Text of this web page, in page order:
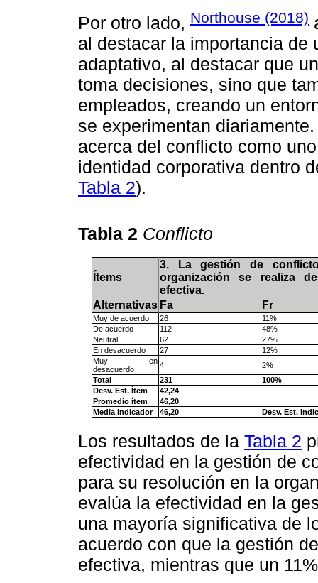
Por otro lado, Northouse (2018)
al destacar la importancia de
adaptativo, al destacar que
toma decisiones, sino que
empleados, creando un
se experimentan
acerca del conflicto como
identidad corporativa dentro
Tabla 2).
Tabla 2 Conflicto
Ítems
3. La gestión de
organización se realiza
efectiva.
Alternativas Fa Fr
Muy de acuerdo 26
11%
De acuerdo
112
48%
Neutral
62
27%
En desacuerdo
27
12%
Muy en
desacuerdo
4
2%
Total
231
100%
Desv. Est. Ítem
42,24
Promedio ítem
46,20
Media indicador
46,20 Desv. Est.
Los resultados de la Tabla 2
efectividad en la gestión de
para su resolución en la
evalúa la efectividad en la
una mayoría significativa de
acuerdo con que la gestión
efectiva, mientras que un